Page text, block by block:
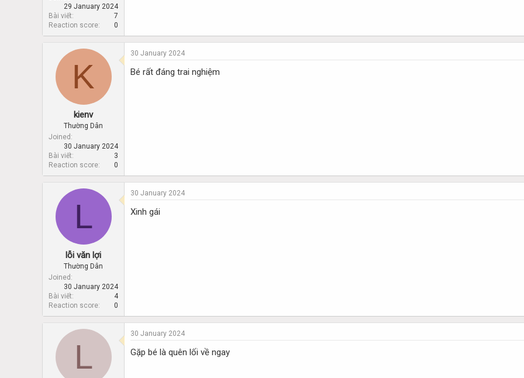
29 January 2024
Bài viết
7
Reaction score
0
K
kienv
Thường Dân
Joined
30 January 2024
Bài viết
3
Reaction score
0
30 January 2024
Bé rất đáng trai nghiệm
L
lỗi văn lợi
Thường Dân
Joined
30 January 2024
Bài viết
4
Reaction score
0
30 January 2024
Xinh gái
L
30 January 2024
Gặp bé là quên lối về ngay